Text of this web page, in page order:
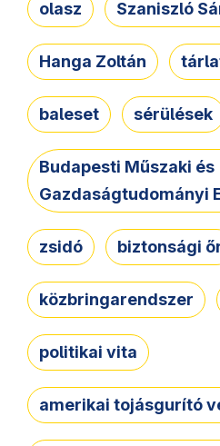
olasz Szaniszló
Hanga Zoltán
baleset sérülések
Budapesti Műszaki és
Gazdaságtudományi
zsidó biztonsági
közbringarendszer
politikai vita
amerikai tojásgurító